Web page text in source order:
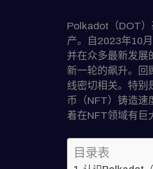
Polkadot（DOT）
产。自2023年10
并在众多最新发展
新一轮的飙升。回
线密切相关。特
币（NFT）铸造速
着在NFT领域有巨
目录表